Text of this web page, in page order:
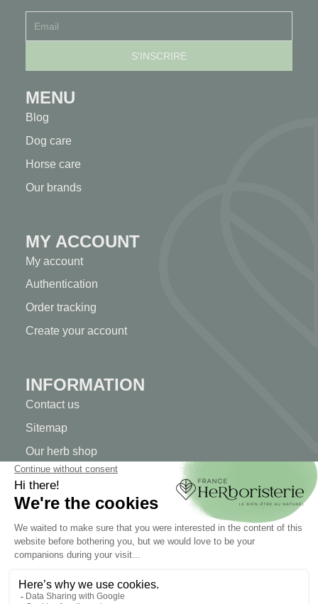
MENU
Blog
Dog care
Horse care
Our brands
MY ACCOUNT
My account
Authentication
Order tracking
Create your account
INFORMATION
Contact us
Sitemap
Our herb shop
Delivery
Secure payment
TERMS OF USE
Terms and conditions of sale